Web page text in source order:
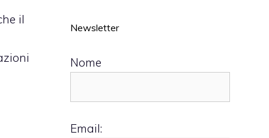
il
Newsletter
Nome
Email: